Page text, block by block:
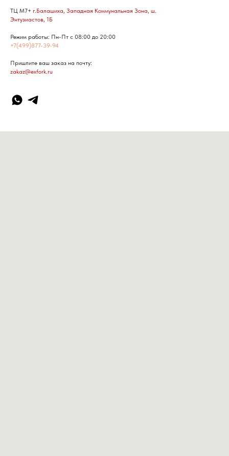
ТЦ М7+ г.Балашиха, Западная Коммунальная Зона, ш.
Энтузиастов, 1Б
Режим работы: Пн-Пт с 08:00 до 20:00
+7(499)877-39-94
Пришлите ваш заказ на почту:
zakaz@exfork.ru